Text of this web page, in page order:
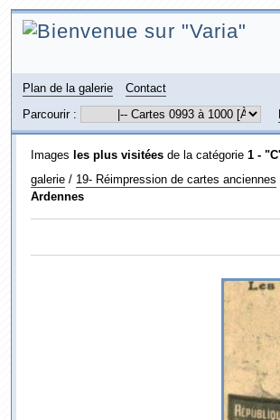
Plan de la galerie
Contact
Parcourir :
Images les plus visitéesde la catégorie 1 -
galerie/ 19- Réimpression de cartes anciennes
Ardennes